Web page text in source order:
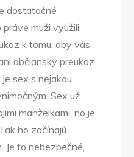
dostatočné
muži využili.
k tomu, aby vás
občiansky preukaz
sex s nejakou
Sex už
manželkami, no je
ho začínajú
Je to nebezpečné,